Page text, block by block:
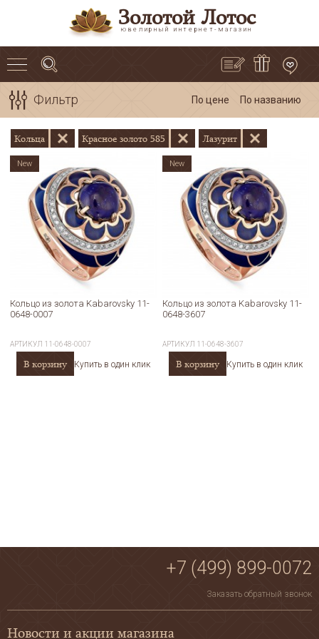
Золотой Лотос
ювелирный интернет-магазин
Фильтр По цене По названию
Кольца Красное золото 585 Лазурит
Кольцо из золота Kabarovsky 11-
0648-0007
АРТИКУЛ 11-0648-0007
В корзину Купить в один клик
New
Кольцо из золота Kabarovsky 11-
0648-3607
АРТИКУЛ 11-0648-3607
В корзину Купить в один клик
New
+7 (499) 899-0072
Заказать обратный звонок
Новости и акции магазина